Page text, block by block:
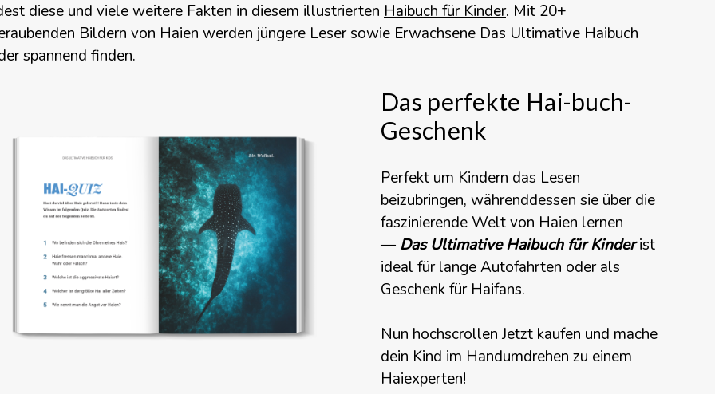
diese und viele weitere Fakten in diesem illustrierten Haibuch für Kinder. Mit 20+
Bildern von Haien werden jüngere Leser sowie Erwachsene Das Ultimative Haibuch
spannend finden.
Das perfekte Hai-buch-
Geschenk
Perfekt um Kindern das Lesen
beizubringen, währenddessen sie über die
faszinierende Welt von Haien lernen
— Das Ultimative Haibuch für Kinder ist
ideal für lange Autofahrten oder als
Geschenk für Haifans.
Nun hochscrollen Jetzt kaufen und mache
dein Kind im Handumdrehen zu einem
Haiexperten!